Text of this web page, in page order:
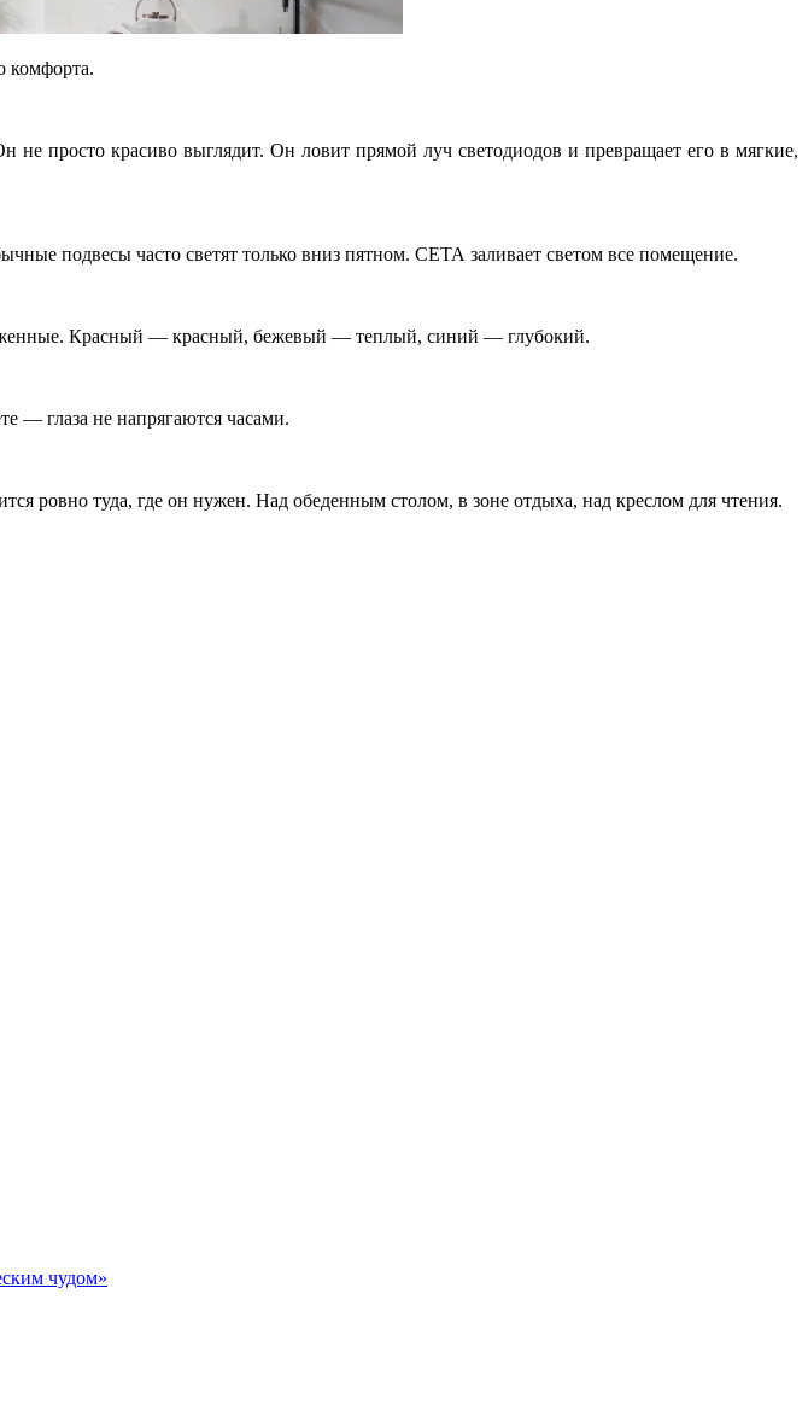
комфорта.
просто красиво выглядит. Он ловит прямой луч светодиодов и превращает его в мягкие,
подвесы часто светят только вниз пятном. СЕТА заливает светом все помещение.
Красный — красный, бежевый — теплый, синий — глубокий.
— глаза не напрягаются часами.
ровно туда, где он нужен. Над обеденным столом, в зоне отдыха, над креслом для чтения.
чудом»